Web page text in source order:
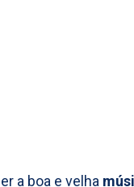
a boa e velha